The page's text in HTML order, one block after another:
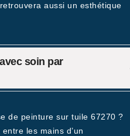
aussi un esthétique
soin par
de peinture sur tuile 67270 ?
les mains d’un